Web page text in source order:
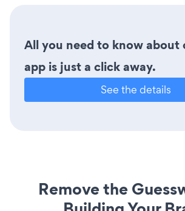
All you need to know about
app is just a click away.
See the details
Remove the